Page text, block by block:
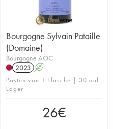
Bourgogne Sylvain Pataille
(Domaine)
Bourgogne AOC
2023 A
Posten von 1 Flasche | 30 auf
Lager
26€